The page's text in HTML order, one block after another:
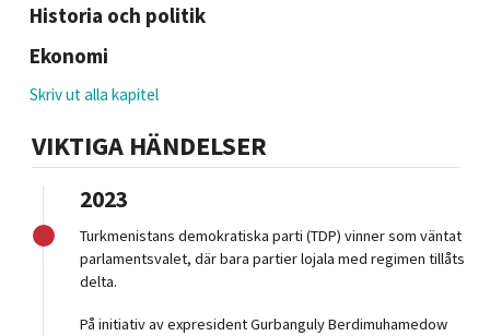
Historia och politik
Ekonomi
Skriv ut alla kapitel
VIKTIGA HÄNDELSER
2023
Turkmenistans demokratiska parti (TDP) vinner som väntat
parlamentsvalet, där bara partier lojala med regimen tillåts
delta.
På initiativ av expresident Gurbanguly Berdimuhamedow